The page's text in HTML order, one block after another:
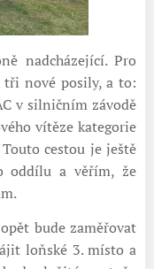
nadcházející. Pro
nové posily, a to:
v silničním závodě
vítěze kategorie
cestou je ještě
oddílu a věřím, že
bude zaměřovat
loňské 3. místo a